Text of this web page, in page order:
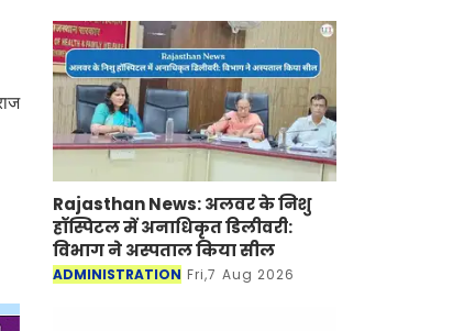
दे, तो
Rajasthan News: अलवर के निशु
हॉस्पिटल में अनाधिकृत डिलीवरी:
विभाग ने अस्पताल किया सील
ADMINISTRATION Fri,7 Aug 2026